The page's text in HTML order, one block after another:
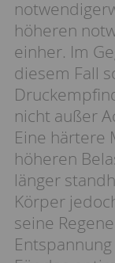
höheren
einher. Im
diesem Fall
nicht außer
Eine härtere
höheren
länger
Körper
seine